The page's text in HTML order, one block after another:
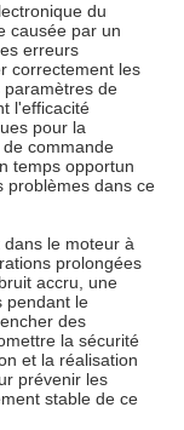
du
causée par un
erreurs
correctement les
de
l'efficacité
pour la
commande
temps opportun
problèmes dans ce
le moteur à
prolongées
accru, une
pendant le
des
la sécurité
et la réalisation
prévenir les
stable de ce